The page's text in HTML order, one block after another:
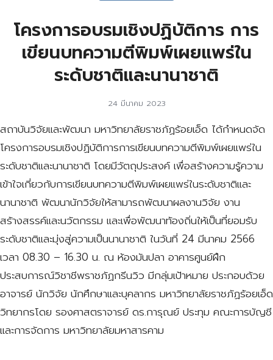
โครงการอบรมเชิงปฏิบัติการ การ
เขียนบทความตีพิมพ์เผยแพร่ใน
ระดับชาติและนานาชาติ
24 มีนาคม 2023
สถาบันวิจัยและพัฒนา มหาวิทยาลัยราชภัฏร้อยเอ็ด ได้กำหนดจัด
โครงการอบรมเชิงปฏิบัติการการเขียนบทความตีพิมพ์เผยแพร่ใน
ระดับชาติและนานาชาติ โดยมีวัตถุประสงค์ เพื่อสร้างความรู้ความ
เข้าใจเกี่ยวกับการเขียนบทความตีพิมพ์เผยแพร่ในระดับชาติและ
นานาชาติ พัฒนานักวิจัยให้สามารถพัฒนาผลงานวิจัย งาน
สร้างสรรค์และนวัตกรรม และเพื่อพัฒนาท้องถิ่นให้เป็นที่ยอมรับ
ระดับชาติและมุ่งสู่ความเป็นนานาชาติ ในวันที่ 24 มีนาคม 2566
เวลา 08.30 – 16.30 น. ณ ห้องมันปลา อาคารศูนย์ฝึก
ประสบการณ์วิชาชีพราชภัฏกรีนวิว มีกลุ่มเป้าหมาย ประกอบด้วย
อาจารย์ นักวิจัย นักศึกษาและบุคลากร มหาวิทยาลัยราชภัฏร้อยเอ็ด
วิทยากรโดย รองศาสตราจารย์ ดร.การุณย์ ประทุม คณะการบัญชี
และการจัดการ มหาวิทยาลัยมหาสารคาม